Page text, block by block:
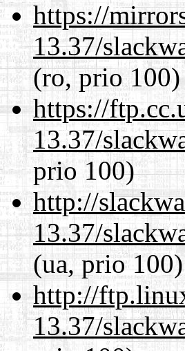
https://
13.37/
(ro, prio 100)
https://
13.37/
prio 100)
http://
13.37/
(ua, prio 100)
http://
13.37/